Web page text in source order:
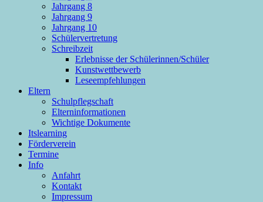
Jahrgang 8
Jahrgang 9
Jahrgang 10
Schülervertretung
Schreibzeit
Erlebnisse der Schülerinnen/Schüler
Kunstwettbewerb
Leseempfehlungen
Eltern
Schulpflegschaft
Elterninformationen
Wichtige Dokumente
Itslearning
Förderverein
Termine
Info
Anfahrt
Kontakt
Impressum